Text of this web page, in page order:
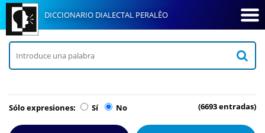
DICCIONARIO DIALECTAL PERALÊO
Sólo expresiones: Sí No (6693 entradas)